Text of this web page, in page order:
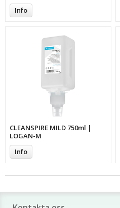
Info
CLEANSPIRE MILD 750ml |
LOGAN-M
Info